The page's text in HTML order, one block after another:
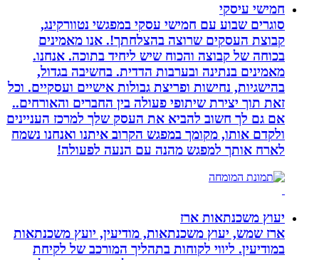
חמישי עיסקי
סוגרים שבוע עם חמישי עסקי במפגשי נטוורקינג,
קבוצת העסקים שרוצה בהצלחתך!. אנו מאמינים
בכוחה של קבוצה והכוח שיש ליחיד בתוכה. אנחנו.
מאמינים בנתינה ובערבות הדדית. בחשיבה בגדול,
בהישגיות, נחישות ופריצת גבולות אישיים ועסקיים. וכל
זאת תוך יצירת שיתופי פעולה בין החברים והאורחים..
אם גם לך חשוב להביא את העסק שלך למרכז העניינים
ולקדם אותו, מקומך במפגש הקרוב איתנו ואנחנו נשמח
לארח אותך למפגש מהנה עם הנעה לפעולה!
יעוץ משכנתאות ארז
ארז שמש, יעוץ משכנתאות, מודיעין, יועץ משכנתאות
במודיעין. ליווי לקוחות בתהליך המורכב של לקיחת